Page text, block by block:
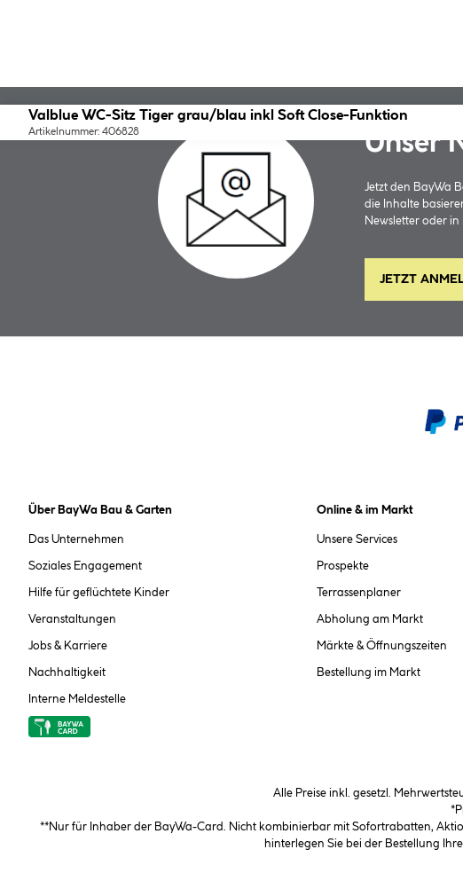
Valblue WC-Sitz Tiger grau/blau inkl Soft Close-Funktion
Artikelnummer: 406828 Unser
Jetzt den BayWa
die Inhalte
Newsletter oder
JETZT
Über BayWa Bau & Garten
Das Unternehmen
Soziales Engagement
Hilfe für geflüchtete Kinder
Veranstaltungen
Jobs & Karriere
Nachhaltigkeit
Interne Meldestelle
Online & im Markt
Unsere Services
Prospekte
Terrassenplaner
Abholung am Markt
Märkte & Öffnungszeiten
Bestellung im Markt
Alle Preise inkl. gesetzl.
**Nur für Inhaber der BayWa-Card. Nicht kombinierbar mit Sofortrabatten,
hinterlegen Sie bei der Bestellung